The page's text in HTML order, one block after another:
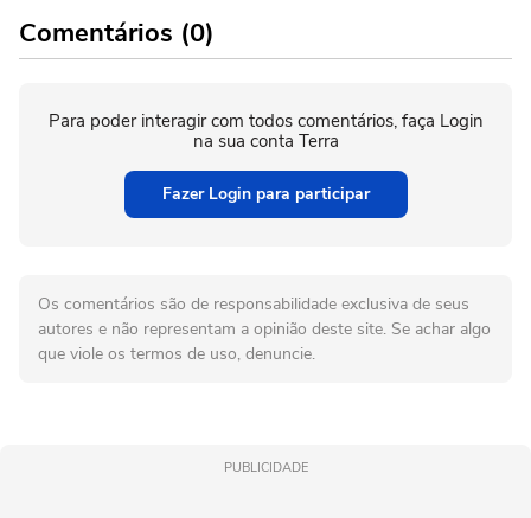
Comentários (0)
Para poder interagir com todos comentários, faça Login
na sua conta Terra
Fazer Login para participar
Os comentários são de responsabilidade exclusiva de seus
autores e não representam a opinião deste site. Se achar algo
que viole os termos de uso, denuncie.
PUBLICIDADE